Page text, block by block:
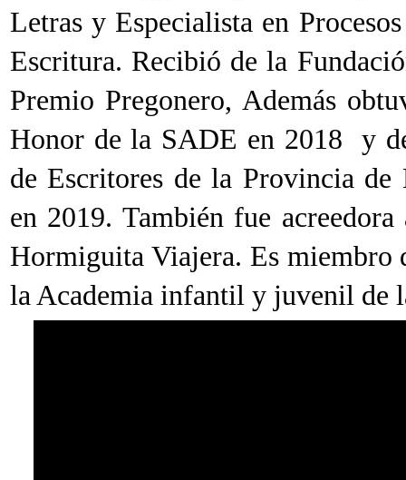
Letras y Especialista en
Escritura. Recibió de la
Premio Pregonero, Además
Honor de la SADE en 2018 y
de Escritores de la Provincia de
en 2019. También fue
Hormiguita Viajera. Es miembro
la Academia infantil y juvenil de